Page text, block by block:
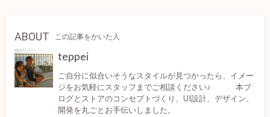
ABOUT この記事をかいた人
teppei
ご自分に似合いそうなスタイルが見つかったら、イメー
ジをお気軽にスタッフまでご相談ください♪ 本ブ
ログとストアのコンセプトづくり、UI設計、デザイン、
開発を丸ごとお手伝いしました。